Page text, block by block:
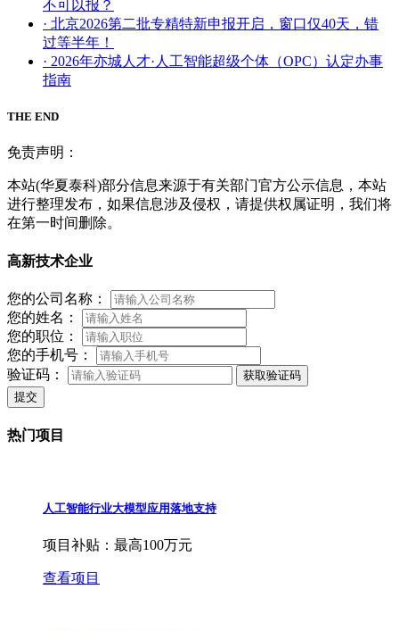
不可以报？
· 北京2026第二批专精特新申报开启，窗口仅40天，错
过等半年！
· 2026年亦城人才·人工智能超级个体（OPC）认定办事
指南
THE END
免责声明：
本站(华夏泰科)部分信息来源于有关部门官方公示信息，本站
进行整理发布，如果信息涉及侵权，请提供权属证明，我们将
在第一时间删除。
高新技术企业
您的公司名称：
您的姓名：
您的职位：
您的手机号：
验证码：
获取验证码
提交
热门项目
人工智能行业大模型应用落地支持
项目补贴： 最高100万元
查看项目